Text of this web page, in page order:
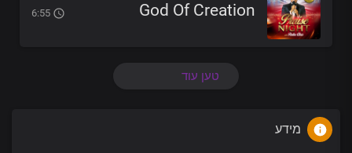
God Of Creation
טען עוד
מידע